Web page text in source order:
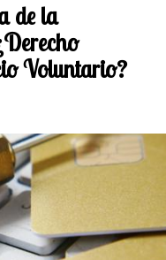
de la
Voluntario?